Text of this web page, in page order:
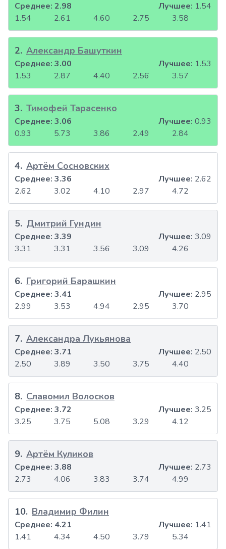
1.54 2.61 4.60 2.75 3.58
Среднее: 2.98 Лучшее: 1.54
2. Александр Башуткин
1.53 2.87 4.40 2.56 3.57
Среднее: 3.00 Лучшее: 1.53
3. Тимофей Тарасенко
0.93 5.73 3.86 2.49 2.84
Среднее: 3.06 Лучшее: 0.93
4. Артём Сосновских
2.62 3.02 4.10 2.97 4.72
Среднее: 3.36 Лучшее: 2.62
5. Дмитрий Гундин
3.31 3.31 3.56 3.09 4.26
Среднее: 3.39 Лучшее: 3.09
6. Григорий Барашкин
2.99 3.53 4.94 2.95 3.70
Среднее: 3.41 Лучшее: 2.95
7. Александра Лукьянова
2.50 3.89 3.50 3.75 4.40
Среднее: 3.71 Лучшее: 2.50
8. Славомил Волосков
3.25 3.75 5.08 3.29 4.12
Среднее: 3.72 Лучшее: 3.25
9. Артём Куликов
2.73 4.06 3.83 3.74 4.99
Среднее: 3.88 Лучшее: 2.73
10. Владимир Филин
1.41 4.34 4.50 3.79 5.34
Среднее: 4.21 Лучшее: 1.41